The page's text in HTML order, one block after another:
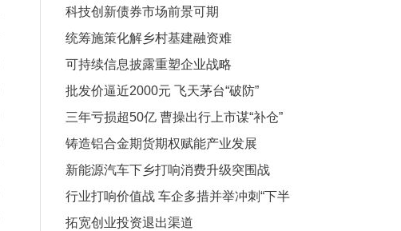
婴相关企业超1341.2万家
科技创新债券市场前景可期
统筹施策化解乡村基建融资难
可持续信息披露重塑企业战略
批发价逼近2000元 飞天茅台“破防”
三年亏损超50亿 曹操出行上市谋“补仓”
铸造铝合金期货期权赋能产业发展
新能源汽车下乡打响消费升级突围战
行业打响价值战 车企多措并举冲刺“下半
场”
拓宽创业投资退出渠道